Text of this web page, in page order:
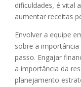
dificuldades, é vital
aumentar receitas
Envolver a equipe
sobre a
passo. Engajar
a importância da
planejamento